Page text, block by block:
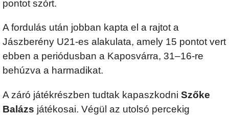
pontot szórt.
A fordulás után jobban kapta el a rajtot a
Jászberény U21-es alakulata, amely 15 pontot vert
ebben a periódusban a Kaposvárra, 31–16-re
behúzva a harmadikat.
A záró játékrészben tudtak kapaszkodni Szőke
Balázs játékosai. Végül az utolsó percekig